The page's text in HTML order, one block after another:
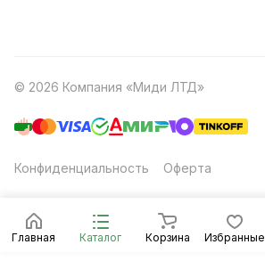
Главная Каталог Корзина Избранные
© 2026 Компания «Миди ЛТД»
Конфиденциальность Оферта